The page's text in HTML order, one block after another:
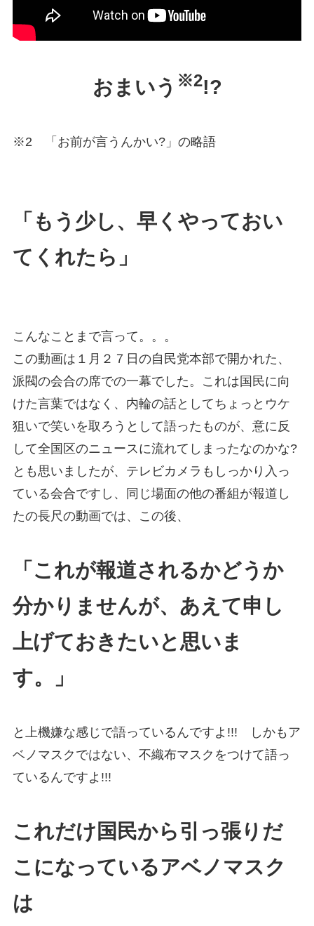
おまいう ※2!?
※2 「お前が言うんかい?」の略語
「もう少し、早くやっておい
てくれたら」
こんなことまで言って。。。
この動画は１月２７日の自民党本部で開かれた、
派閥の会合の席での一幕でした。これは国民に向
けた言葉ではなく、内輪の話としてちょっとウケ
狙いで笑いを取ろうとして語ったものが、意に反
して全国区のニュースに流れてしまったなのかな?
とも思いましたが、テレビカメラもしっかり入っ
ている会合ですし、同じ場面の他の番組が報道し
たの長尺の動画では、この後、
「これが報道されるかどうか
分かりませんが、 あえて申し
上げておきたいと思いま
す。」
と上機嫌な感じで語っているんですよ!!! しかもア
ベノマスクではない、不織布マスクをつけて語っ
ているんですよ!!!
これだけ国民から引っ張りだ
こになっているアベノマスク
は